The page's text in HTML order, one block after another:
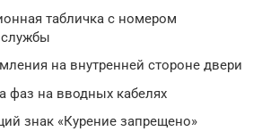
табличка с номером
на внутренней стороне двери
фаз на вводных кабелях
знак «Курение запрещено»